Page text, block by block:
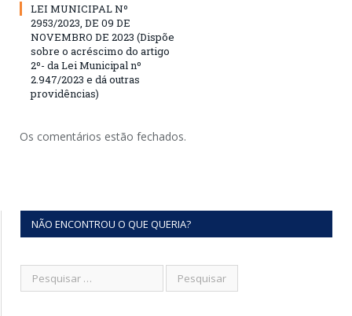
LEI MUNICIPAL Nº
2953/2023, DE 09 DE
NOVEMBRO DE 2023 (Dispõe
sobre o acréscimo do artigo
2º- da Lei Municipal nº
2.947/2023 e dá outras
providências)
Os comentários estão fechados.
NÃO ENCONTROU O QUE QUERIA?